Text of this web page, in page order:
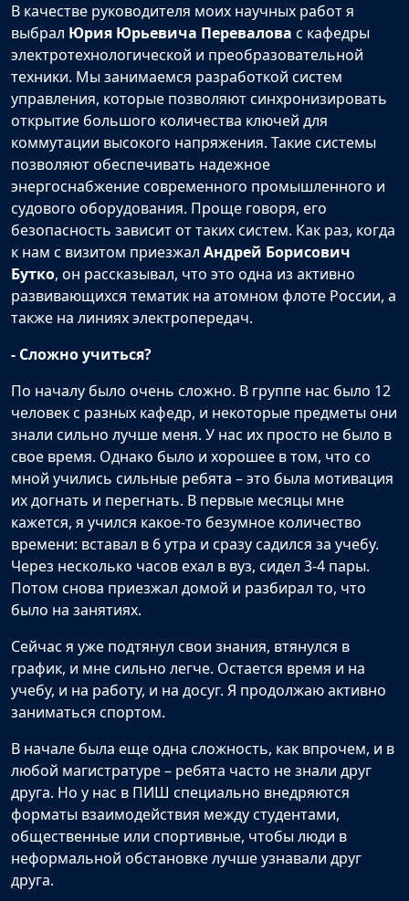
В качестве руководителя моих научных работ я
выбрал Юрия Юрьевича Перевалова с кафедры
электротехнологической и преобразовательной
техники. Мы занимаемся разработкой систем
управления, которые позволяют синхронизировать
открытие большого количества ключей для
коммутации высокого напряжения. Такие системы
позволяют обеспечивать надежное
энергоснабжение современного промышленного и
судового оборудования. Проще говоря, его
безопасность зависит от таких систем. Как раз, когда
к нам с визитом приезжал Андрей Борисович
Бутко, он рассказывал, что это одна из активно
развивающихся тематик на атомном флоте России, а
также на линиях электропередач.
- Сложно учиться?
По началу было очень сложно. В группе нас было 12
человек с разных кафедр, и некоторые предметы они
знали сильно лучше меня. У нас их просто не было в
свое время. Однако было и хорошее в том, что со
мной учились сильные ребята – это была мотивация
их догнать и перегнать. В первые месяцы мне
кажется, я учился какое-то безумное количество
времени: вставал в 6 утра и сразу садился за учебу.
Через несколько часов ехал в вуз, сидел 3-4 пары.
Потом снова приезжал домой и разбирал то, что
было на занятиях.
Сейчас я уже подтянул свои знания, втянулся в
график, и мне сильно легче. Остается время и на
учебу, и на работу, и на досуг. Я продолжаю активно
заниматься спортом.
В начале была еще одна сложность, как впрочем, и в
любой магистратуре – ребята часто не знали друг
друга. Но у нас в ПИШ специально внедряются
форматы взаимодействия между студентами,
общественные или спортивные, чтобы люди в
неформальной обстановке лучше узнавали друг
друга.